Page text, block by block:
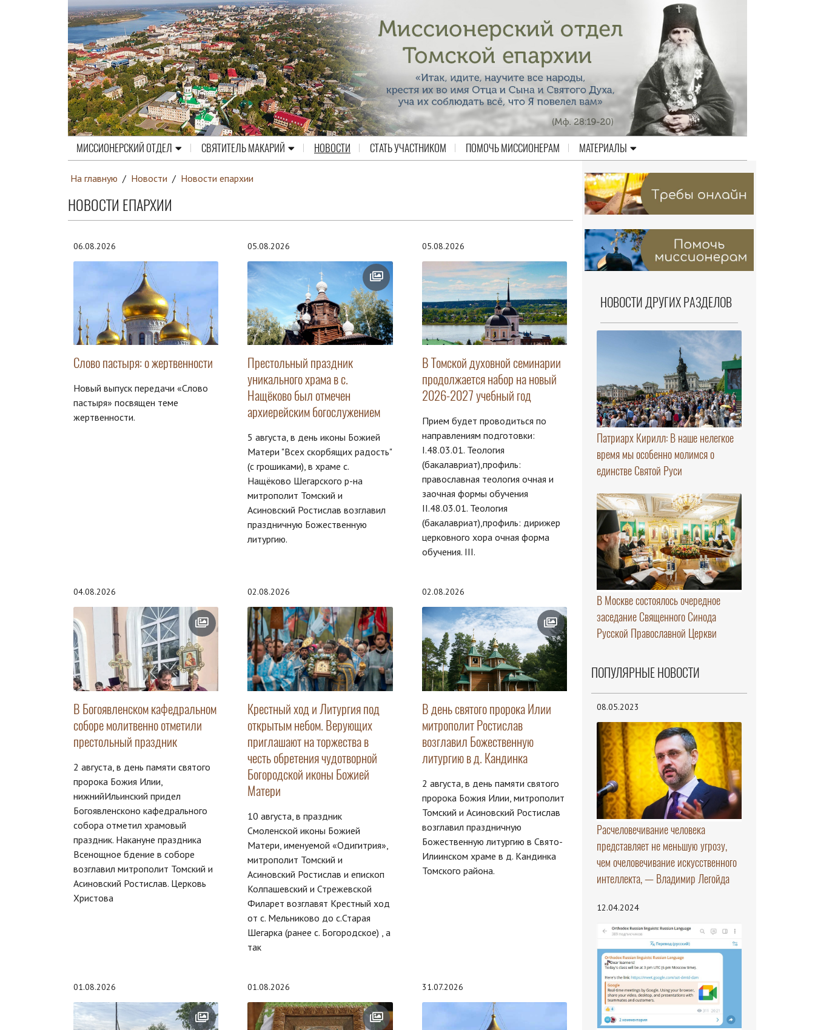
МИССИОНЕРСКИЙ ОТДЕЛ СВЯТИТЕЛЬ МАКАРИЙ НОВОСТИ СТАТЬ УЧАСТНИКОМ ПОМОЧЬ МИССИОНЕРАМ МАТЕРИАЛЫ
На главную / Новости / Новости епархии
НОВОСТИ ЕПАРХИИ
06.08.2026
Слово пастыря: о жертвенности
Новый выпуск передачи «Слово
пастыря» посвящен теме
жертвенности.
05.08.2026
Престольный праздник
уникального храма в с.
Нащёково был отмечен
архиерейским богослужением
5 августа, в день иконы Божией
Матери "Всех скорбящих радость"
(с грошиками), в храме с.
Нащёково Шегарского р-на
митрополит Томский и
Асиновский Ростислав возглавил
праздничную Божественную
литургию.
05.08.2026
В Томской духовной семинарии
продолжается набор на новый
2026-2027 учебный год
Прием будет проводиться по
направлениям подготовки:
I.48.03.01. Теология
(бакалавриат),профиль:
православная теология очная и
заочная формы обучения
II.48.03.01. Теология
(бакалавриат),профиль: дирижер
церковного хора очная форма
обучения. III.
04.08.2026
В Богоявленском кафедральном
соборе молитвенно отметили
престольный праздник
2 августа, в день памяти святого
пророка Божия Илии,
нижнийИльинский придел
Богоявленсконо кафедрального
собора отметил храмовый
праздник. Накануне праздника
Всенощное бдение в соборе
возглавил митрополит Томский и
Асиновский Ростислав. Церковь
Христова
02.08.2026
Крестный ход и Литургия под
открытым небом. Верующих
приглашают на торжества в
честь обретения чудотворной
Богородской иконы Божией
Матери
10 августа, в праздник
Смоленской иконы Божией
Матери, именуемой «Одигитрия»,
митрополит Томский и
Асиновский Ростислав и епископ
Колпашевский и Стрежевской
Филарет возглавят Крестный ход
от с. Мельниково до с.Старая
Шегарка (ранее с. Богородское) , а
так
02.08.2026
В день святого пророка Илии
митрополит Ростислав
возглавил Божественную
литургию в д. Кандинка
2 августа, в день памяти святого
пророка Божия Илии, митрополит
Томский и Асиновский Ростислав
возглавил праздничную
Божественную литургию в Свято-
Илиинском храме в д. Кандинка
Томского района.
01.08.2026 01.08.2026 31.07.2026
НОВОСТИ ДРУГИХ РАЗДЕЛОВ
Патриарх Кирилл: В наше нелегкое
время мы особенно молимся о
единстве Святой Руси
В Москве состоялось очередное
заседание Священного Синода
Русской Православной Церкви
ПОПУЛЯРНЫЕ НОВОСТИ
08.05.2023
Расчеловечивание человека
представляет не меньшую угрозу,
чем очеловечивание искусственного
интеллекта, — Владимир Легойда
12.04.2024